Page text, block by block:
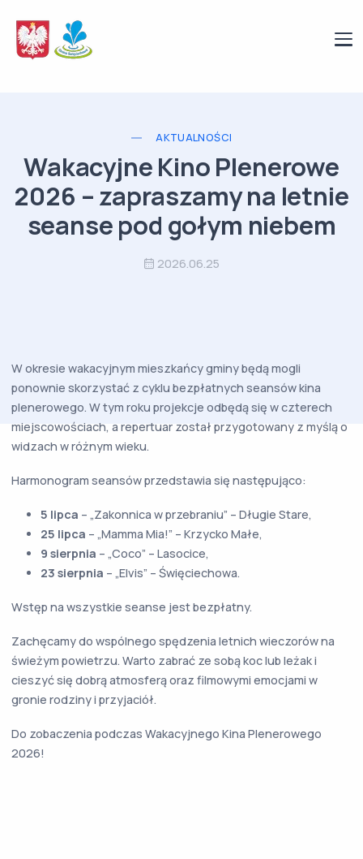
AKTUALNOŚCI
Wakacyjne Kino Plenerowe
2026 – zapraszamy na letnie
seanse pod gołym niebem
2026.06.25
W okresie wakacyjnym mieszkańcy gminy będą mogli
ponownie skorzystać z cyklu bezpłatnych seansów kina
plenerowego. W tym roku projekcje odbędą się w czterech
miejscowościach, a repertuar został przygotowany z myślą o
widzach w różnym wieku.
Harmonogram seansów przedstawia się następująco:
5 lipca – „Zakonnica w przebraniu” – Długie Stare,
25 lipca – „Mamma Mia!” – Krzycko Małe,
9 sierpnia – „Coco” – Lasocice,
23 sierpnia – „Elvis” – Święciechowa.
Wstęp na wszystkie seanse jest bezpłatny.
Zachęcamy do wspólnego spędzenia letnich wieczorów na
świeżym powietrzu. Warto zabrać ze sobą koc lub leżak i
cieszyć się dobrą atmosferą oraz filmowymi emocjami w
gronie rodziny i przyjaciół.
Do zobaczenia podczas Wakacyjnego Kina Plenerowego
2026!